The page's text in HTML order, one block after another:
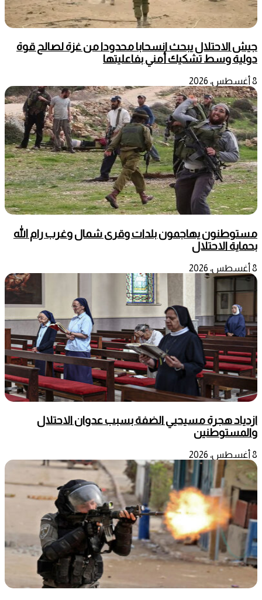
جيش الاحتلال يبحث انسحابا محدودا من غزة لصالح قوة
دولية وسط تشكيك أمني بفاعليتها
8 أغسطس، 2026
مستوطنون يهاجمون بلدات وقرى شمال وغرب رام الله
بحماية الاحتلال
8 أغسطس، 2026
ازدياد هجرة مسيحيي الضفة بسبب عدوان الاحتلال
والمستوطنين
8 أغسطس، 2026